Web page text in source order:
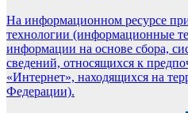
На информационном ресурсе
технологии (информационные
информации на основе сбора,
сведений, относящихся к
«Интернет», находящихся на
Федерации).